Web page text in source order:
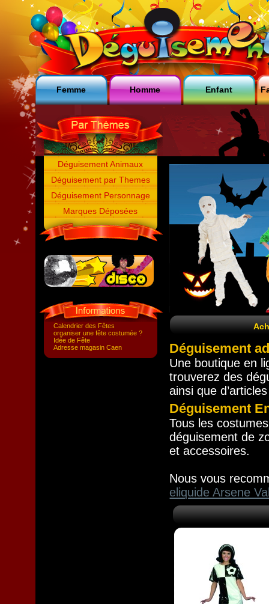
Femme Homme Enfant
Déguisement Animaux
Déguisement par Themes
Déguisement Personnage
Marques Déposées
Calendrier des Fêtes
organiser une fête costumée ?
Idée de Fête
Adresse magasin Caen
Déguisement
Une boutique en
trouverez des
ainsi que
Déguisement
Tous les
déguisement de
et accessoires.
Nous vous
eliquide Arsene